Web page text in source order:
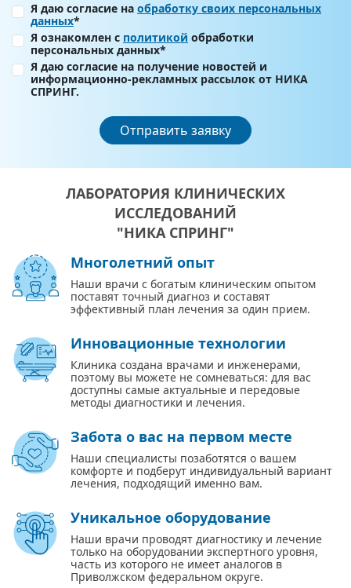
Я даю согласие на обработку своих персональных
данных*
Я ознакомлен с политикой обработки
персональных данных*
Я даю согласие на получение новостей и
информационно-рекламных рассылок от НИКА
СПРИНГ.
Отправить заявку
ЛАБОРАТОРИЯ КЛИНИЧЕСКИХ
ИССЛЕДОВАНИЙ
"НИКА СПРИНГ"
Многолетний опыт
Наши врачи с богатым клиническим опытом
поставят точный диагноз и составят
эффективный план лечения за один прием.
Инновационные технологии
Клиника создана врачами и инженерами,
поэтому вы можете не сомневаться: для вас
доступны самые актуальные и передовые
методы диагностики и лечения.
Забота о вас на первом месте
Наши специалисты позаботятся о вашем
комфорте и подберут индивидуальный вариант
лечения, подходящий именно вам.
Уникальное оборудование
Наши врачи проводят диагностику и лечение
только на оборудовании экспертного уровня,
часть из которого не имеет аналогов в
Приволжском федеральном округе.